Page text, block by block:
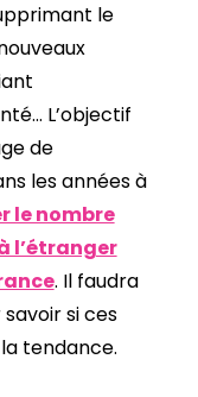
le
L’objectif
de
les années à
le nombre
l’étranger
. Il faudra
si ces
tendance.